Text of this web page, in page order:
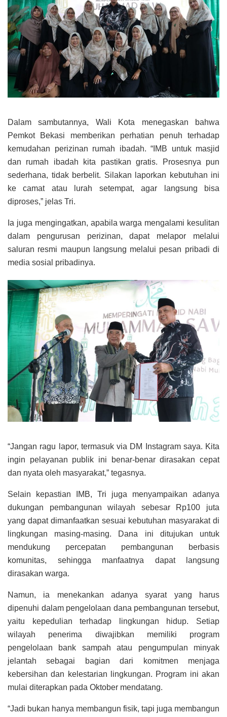
Dalam sambutannya, Wali Kota menegaskan bahwa
Pemkot Bekasi memberikan perhatian penuh terhadap
kemudahan perizinan rumah ibadah. “IMB untuk masjid
dan rumah ibadah kita pastikan gratis. Prosesnya pun
sederhana, tidak berbelit. Silakan laporkan kebutuhan ini
ke camat atau lurah setempat, agar langsung bisa
diproses,” jelas Tri.
Ia juga mengingatkan, apabila warga mengalami kesulitan
dalam pengurusan perizinan, dapat melapor melalui
saluran resmi maupun langsung melalui pesan pribadi di
media sosial pribadinya.
“Jangan ragu lapor, termasuk via DM Instagram saya. Kita
ingin pelayanan publik ini benar-benar dirasakan cepat
dan nyata oleh masyarakat,” tegasnya.
Selain kepastian IMB, Tri juga menyampaikan adanya
dukungan pembangunan wilayah sebesar Rp100 juta
yang dapat dimanfaatkan sesuai kebutuhan masyarakat di
lingkungan masing-masing. Dana ini ditujukan untuk
mendukung percepatan pembangunan berbasis
komunitas, sehingga manfaatnya dapat langsung
dirasakan warga.
Namun, ia menekankan adanya syarat yang harus
dipenuhi dalam pengelolaan dana pembangunan tersebut,
yaitu kepedulian terhadap lingkungan hidup. Setiap
wilayah penerima diwajibkan memiliki program
pengelolaan bank sampah atau pengumpulan minyak
jelantah sebagai bagian dari komitmen menjaga
kebersihan dan kelestarian lingkungan. Program ini akan
mulai diterapkan pada Oktober mendatang.
“Jadi bukan hanya membangun fisik, tapi juga membangun